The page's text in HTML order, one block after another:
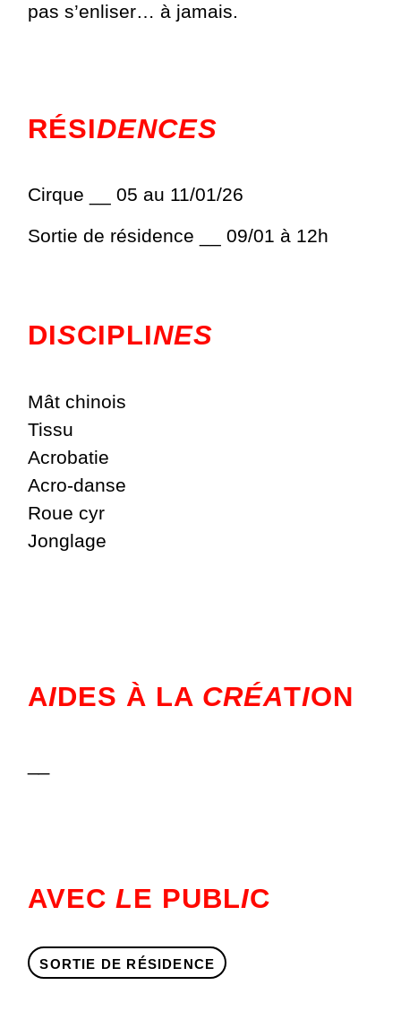
pas s’enliser… à jamais.
RÉSIDENCES
Cirque __ 05 au 11/01/26
Sortie de résidence __ 09/01 à 12h
DISCIPLINES
Mât chinois
Tissu
Acrobatie
Acro-danse
Roue cyr
Jonglage
AIDES À LA CRÉATION
AVECLE PUBLIC
SORTIE DE RÉSIDENCE